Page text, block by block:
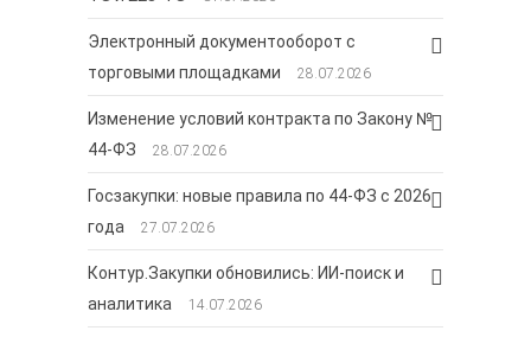
Электронный документооборот с
торговыми площадками
28.07.2026
Изменение условий контракта по Закону №
44-ФЗ
28.07.2026
Госзакупки: новые правила по 44-ФЗ с 2026
года
27.07.2026
Контур.Закупки обновились: ИИ-поиск и
аналитика
14.07.2026